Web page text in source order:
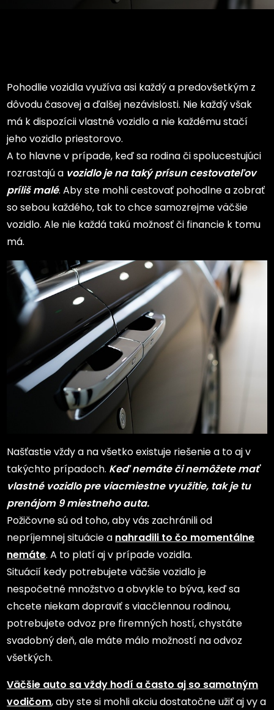
Pohodlie vozidla využíva asi každý a predovšetkým z
dôvodu časovej a ďalšej nezávislosti. Nie každý však
má k dispozícii vlastné vozidlo a nie každému stačí
jeho vozidlo priestorovo.
A to hlavne v prípade, keď sa rodina či spolucestujúci
rozrastajú a vozidlo je na taký prísun cestovateľov
príliš malé. Aby ste mohli cestovať pohodlne a zobrať
so sebou každého, tak to chce samozrejme väčšie
vozidlo. Ale nie každá takú možnosť či financie k tomu
má.
Našťastie vždy a na všetko existuje riešenie a to aj v
takýchto prípadoch. Keď nemáte či nemôžete mať
vlastné vozidlo pre viacmiestne využitie, tak je tu
prenájom 9 miestneho auta.
Požičovne sú od toho, aby vás zachránili od
nepríjemnej situácie a nahradili to čo momentálne
nemáte. A to platí aj v prípade vozidla.
Situácií kedy potrebujete väčšie vozidlo je
nespočetné množstvo a obvykle to býva, keď sa
chcete niekam dopraviť s viacčlennou rodinou,
potrebujete odvoz pre firemných hostí, chystáte
svadobný deň, ale máte málo možností na odvoz
všetkých.
Väčšie auto sa vždy hodí a často aj so samotným
vodičom, aby ste si mohli akciu dostatočne užiť aj vy a